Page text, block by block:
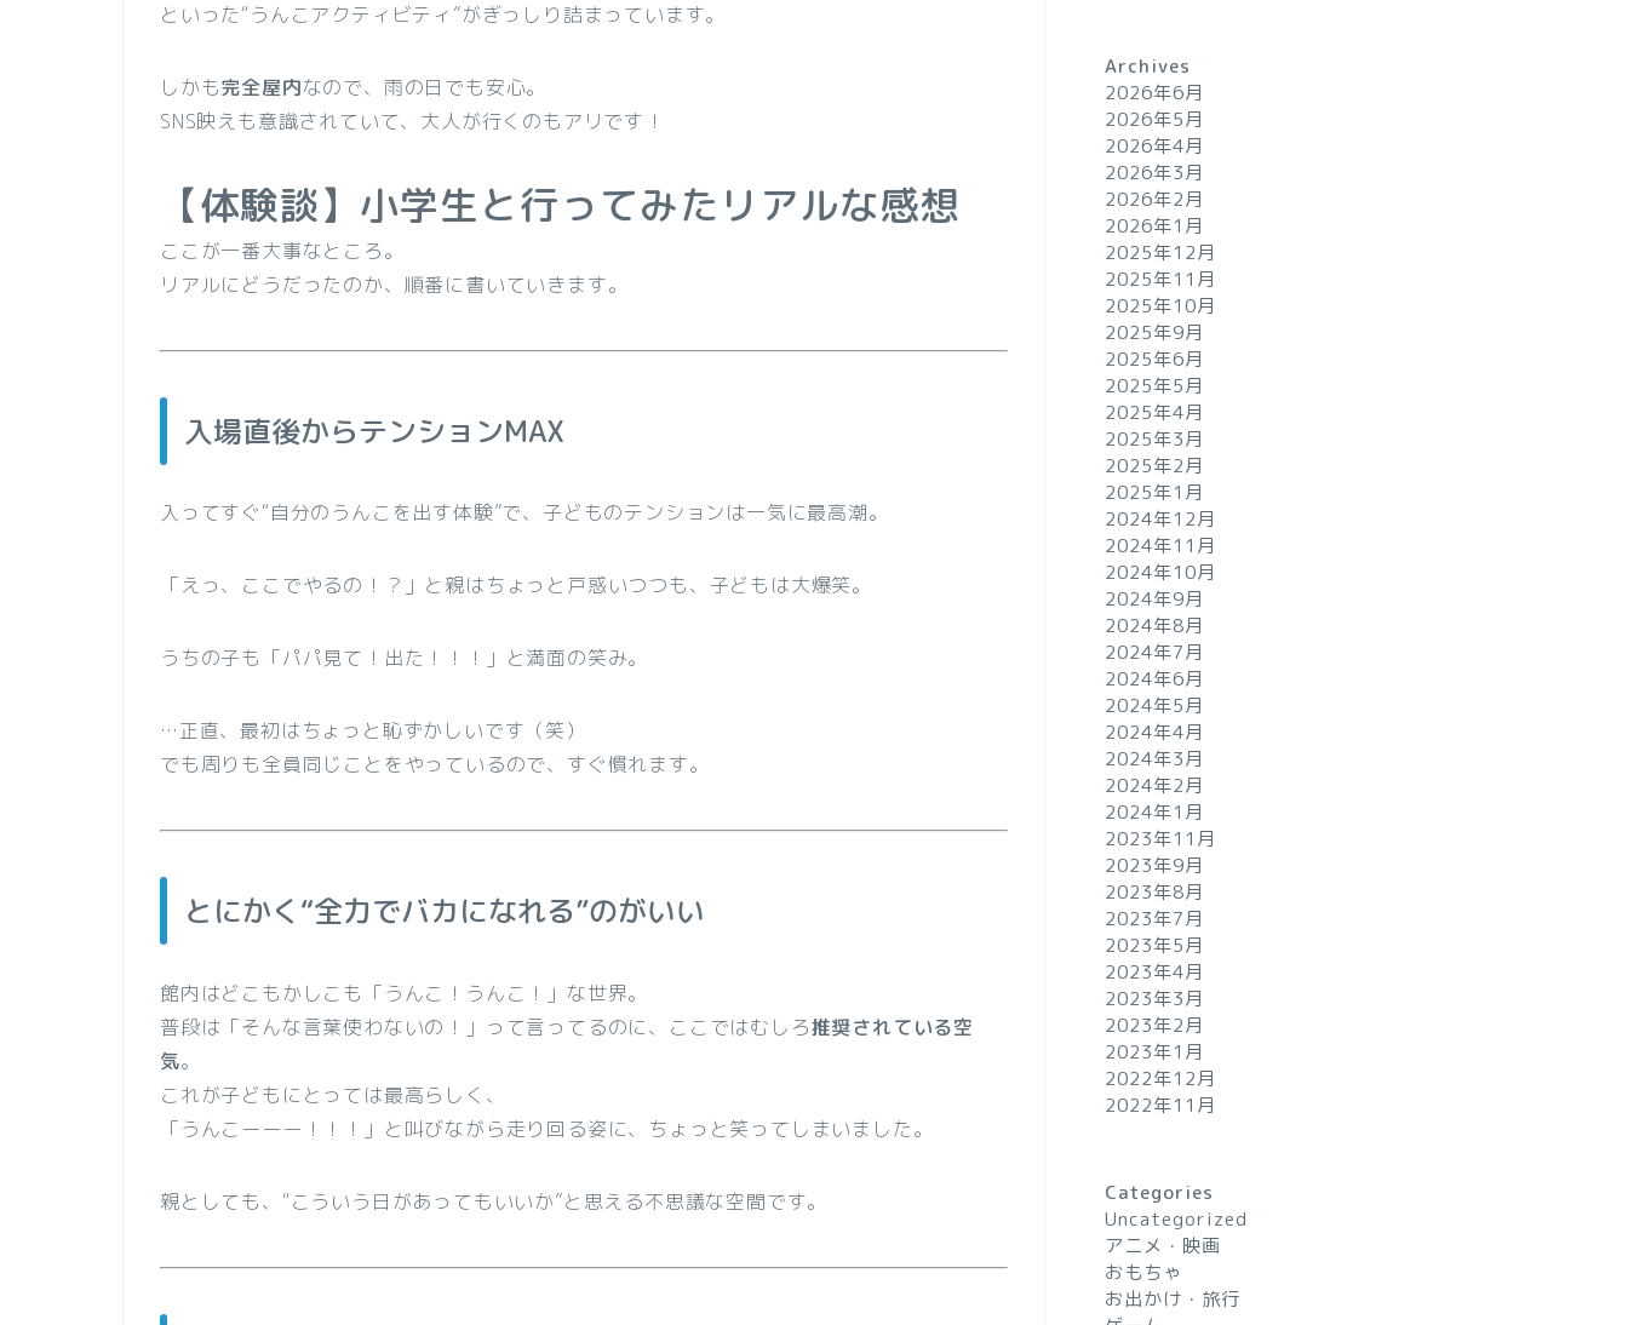
といった“うんこアクティビティ”がぎっしり詰まっています。
しかも完全屋内なので、雨の日でも安心。
SNS映えも意識されていて、大人が行くのもアリです！
【体験談】小学生と行ってみたリアルな感想
ここが一番大事なところ。
リアルにどうだったのか、順番に書いていきます。
入場直後からテンションMAX
入ってすぐ“自分のうんこを出す体験”で、子どものテンションは一気に最高潮。
「えっ、ここでやるの！？」と親はちょっと戸惑いつつも、子どもは大爆笑。
うちの子も「パパ見て！出た！！！」と満面の笑み。
…正直、最初はちょっと恥ずかしいです（笑）
でも周りも全員同じことをやっているので、すぐ慣れます。
とにかく“全力でバカになれる”のがいい
館内はどこもかしこも「うんこ！うんこ！」な世界。
普段は「そんな言葉使わないの！」って言ってるのに、ここではむしろ推奨されている空
気。
これが子どもにとっては最高らしく、
「うんこーーー！！！」と叫びながら走り回る姿に、ちょっと笑ってしまいました。
親としても、“こういう日があってもいいか”と思える不思議な空間です。
Archives
2026年6月
2026年5月
2026年4月
2026年3月
2026年2月
2026年1月
2025年12月
2025年11月
2025年10月
2025年9月
2025年6月
2025年5月
2025年4月
2025年3月
2025年2月
2025年1月
2024年12月
2024年11月
2024年10月
2024年9月
2024年8月
2024年7月
2024年6月
2024年5月
2024年4月
2024年3月
2024年2月
2024年1月
2023年11月
2023年9月
2023年8月
2023年7月
2023年5月
2023年4月
2023年3月
2023年2月
2023年1月
2022年12月
2022年11月
Categories
Uncategorized
アニメ・映画
おもちゃ
お出かけ・旅行